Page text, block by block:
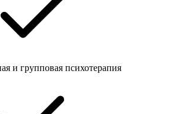
и групповая психотерапия